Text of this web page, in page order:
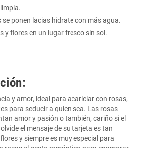
se ponen lacias hidrate con más agua.
y flores en un lugar fresco sin sol.
y amor, ideal para acariciar con rosas,
para seducir a quien sea. Las rosas
amor y pasión o también, cariño si el
el mensaje de su tarjeta es tan
y siempre es muy especial para